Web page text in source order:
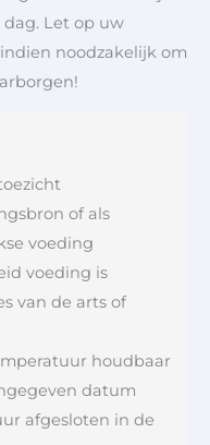
Let op uw
noodzakelijk om
of als
voeding
voeding is
van de arts of
houdbaar
datum
afgesloten in de